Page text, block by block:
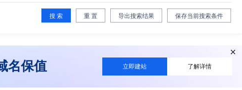
搜 索 重 置 导出搜索结果 保存当前搜索条件
名保值 立即建站 了解详情